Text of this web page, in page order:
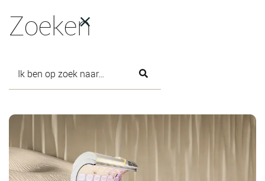
Zoeken
Titel bericht